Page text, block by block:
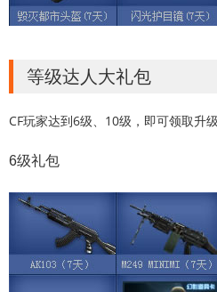
等级达人大礼包
CF玩家达到6级、10级，即可领取升
6级礼包